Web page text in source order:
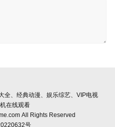
全、经典动漫、娱乐综艺、VIP电视
在线观看
All Rights Reserved
号